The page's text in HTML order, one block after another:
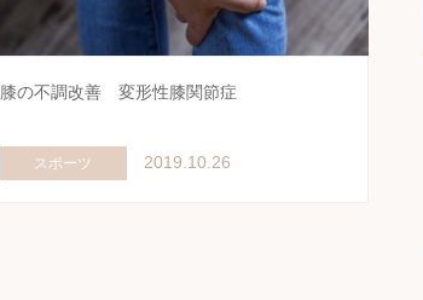
膝の不調改善 変形性膝関節症
スポーツ 2019.10.26